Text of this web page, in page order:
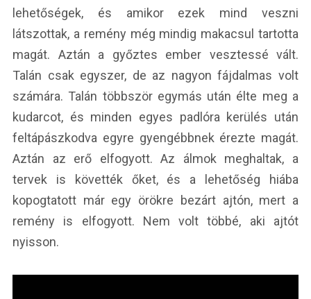
lehetőségek, és amikor ezek mind veszni
látszottak, a remény még mindig makacsul tartotta
magát. Aztán a győztes ember vesztessé vált.
Talán csak egyszer, de az nagyon fájdalmas volt
számára. Talán többször egymás után élte meg a
kudarcot, és minden egyes padlóra kerülés után
feltápászkodva egyre gyengébbnek érezte magát.
Aztán az erő elfogyott. Az álmok meghaltak, a
tervek is követték őket, és a lehetőség hiába
kopogtatott már egy örökre bezárt ajtón, mert a
remény is elfogyott. Nem volt többé, aki ajtót
nyisson.